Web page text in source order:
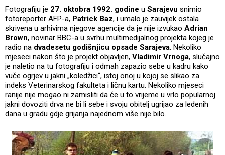
Fotografiju je 27. oktobra 1992. godine u Sarajevu snimio
fotoreporter AFP-a, Patrick Baz, i umalo je zauvijek ostala
skrivena u arhivima njegove agencije da je nije izvukao Adrian
Brown, novinar BBC-a u svrhu multimedijalnog projekta kojeg je
radio na dvadesetu godišnjicu opsade Sarajeva. Nekoliko
mjeseci nakon što je projekt objavljen, Vladimir Vrnoga, slučajno
je naletio na tu fotografiju i odmah zapazio sebe u kadru kako
vuče ogrjev u jakni „koledžici“, istoj onoj u kojoj se slikao za
indeks Veterinarskog fakulteta i ličnu kartu. Nekoliko mjeseci
ranije nije mogao ni zamisliti da će u to vrijeme u vrlo popularnoj
jakni dovoziti drva ne bi li sebe i svoju obitelj ugrijao za ledenih
dana u gradu gdje grijanja najednom više nije bilo.